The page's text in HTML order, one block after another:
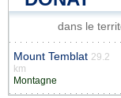
dans le
Mount Temblat 29.2
km
Montagne